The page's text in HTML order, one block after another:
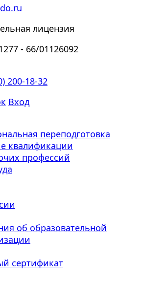
лицензия
- 66/01126092
200-18-32
Вход
переподготовка
квалификации
профессий
об образовательной
сертификат